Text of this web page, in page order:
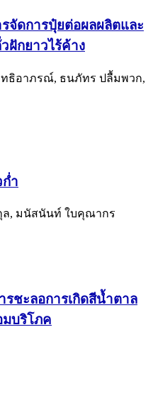
จัดการปุ๋ยต่อผลผลิตและ
ฝักยาวไร้ค้าง
ธิอาภรณ์, ธนภัทร ปลื้มพวก,
ำ
ล, มนัสนันท์ ใบคุณากร
ชะลอการเกิดสีน้ำตาล
บริโภค